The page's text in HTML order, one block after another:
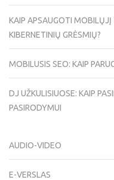
KAIP APSAUGOTI MOBILŲJĮ
KIBERNETINIŲ GRĖSMIŲ?
MOBILUSIS SEO: KAIP
DJ UŽKULISIUOSE: KAIP
PASIRODYMUI
AUDIO-VIDEO
E-VERSLAS